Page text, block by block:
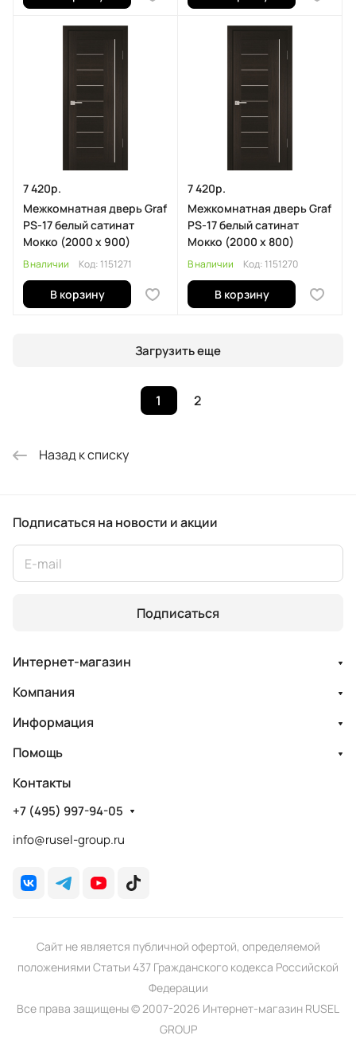
7 420р.
Межкомнатная дверь Graf
PS-17 белый сатинат
Мокко (2000 х 900)
В наличии Код: 1151271
В корзину
7 420р.
Межкомнатная дверь Graf
PS-17 белый сатинат
Мокко (2000 х 800)
В наличии Код: 1151270
В корзину
Загрузить еще
1 2
Назад к списку
Подписаться на новости и акции
Подписаться
Интернет-магазин
Компания
Информация
Помощь
Контакты
+7 (495) 997-94-05
info@rusel-group.ru
Сайт не является публичной офертой, определяемой
положениями Статьи 437 Гражданского кодекса Российской
Федерации
Все права защищены © 2007-2026 Интернет-магазин RUSEL
GROUP